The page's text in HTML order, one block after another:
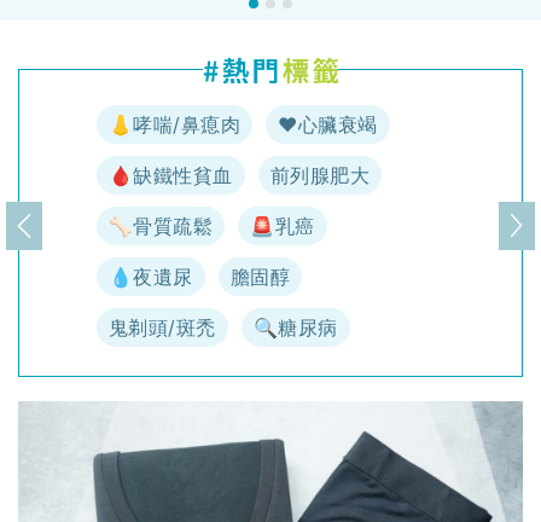
👃哮喘/鼻瘜肉 ♥️心臟衰竭
🩸缺鐵性貧血 前列腺肥大
🦴骨質疏鬆 🚨乳癌
💧夜遺尿 膽固醇
鬼剃頭/斑禿 🔍糖尿病
上一頁 下